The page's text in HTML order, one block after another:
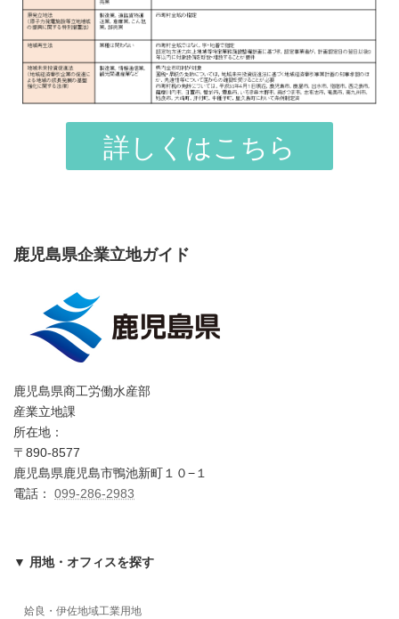
詳しくはこちら
鹿児島県企業立地ガイド
鹿児島県商工労働水産部
産業立地課
所在地：
〒890-8577
鹿児島県鹿児島市鴨池新町１０−１
電話： 099-286-2983
▼ 用地・オフィスを探す
姶良・伊佐地域工業用地